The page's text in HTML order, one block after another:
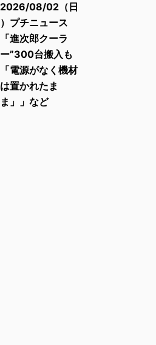
2026/08/02（日
）プチニュース
「進次郎クーラ
ー”300台搬入も
「電源がなく機材
は置かれたま
ま」」など